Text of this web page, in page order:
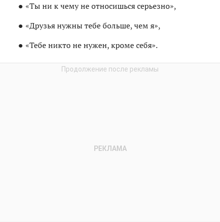
«Ты ни к чему не относишься серьезно»,
«Друзья нужны тебе больше, чем я»,
«Тебе никто не нужен, кроме себя».